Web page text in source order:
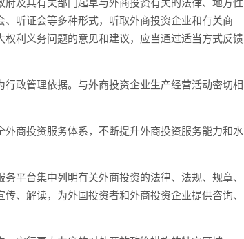
听证会等多种形式，听取外商投资企业和有关商
利义务问题的意见和建议，应当通过适当方式反馈
政管理依据。与外商投资企业生产经营活动密切相
商投资服务体系，不断提升外商投资服务能力和水
平台集中列明有关外商投资的法律、法规、规章、
、解读，为外国投资者和外商投资企业提供咨询、